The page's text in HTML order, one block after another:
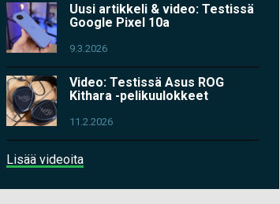
Uusi artikkeli & video: Testissä
Google Pixel 10a
9.3.2026
Video: Testissä Asus ROG
Kithara -pelikuulokkeet
11.2.2026
Lisää videoita